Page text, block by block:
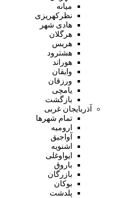
میانه
نظرکهریزی
هادی شهر
هرگلان
هریس
هشترود
هوراند
وایقان
ورزقان
یامچی
بازگشت
آذربایجان غربی
تمام شهر‌ها
ارومیه
آواجیق
اشنویه
ایواوغلی
باروق
بازرگان
بوکان
پلدشت